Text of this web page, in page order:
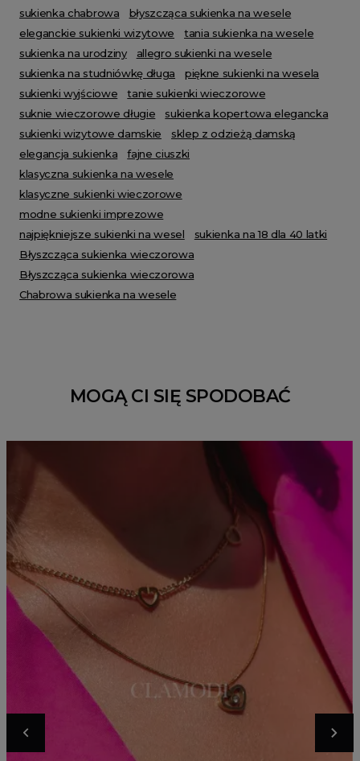
sukienka chabrowa
błyszcząca sukienka na wesele
eleganckie sukienki wizytowe
tania sukienka na wesele
sukienka na urodziny
allegro sukienki na wesele
sukienka na studniówkę długa
piękne sukienki na wesela
sukienki wyjściowe
tanie sukienki wieczorowe
suknie wieczorowe długie
sukienka kopertowa elegancka
sukienki wizytowe damskie
sklep z odzieżą damską
elegancja sukienka
fajne ciuszki
klasyczna sukienka na wesele
klasyczne sukienki wieczorowe
modne sukienki imprezowe
najpiękniejsze sukienki na wesel
sukienka na 18 dla 40 latki
Błyszcząca sukienka wieczorowa
Błyszcząca sukienka wieczorowa
Chabrowa sukienka na wesele
MOGĄ CI SIĘ SPODOBAĆ